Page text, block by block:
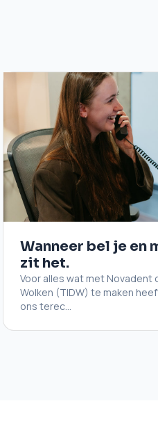
Wanneer bel je en
zit het.
Voor alles wat met Novadent
Wolken (TIDW) te maken
ons terec...